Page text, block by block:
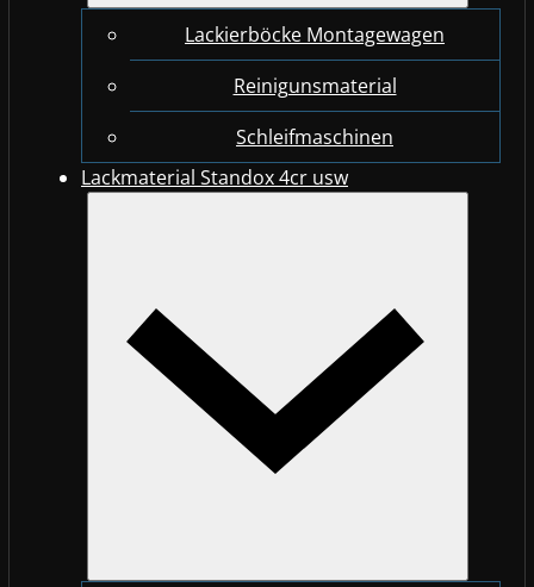
Lackierböcke Montagewagen
Reinigunsmaterial
Schleifmaschinen
Lackmaterial Standox 4cr usw